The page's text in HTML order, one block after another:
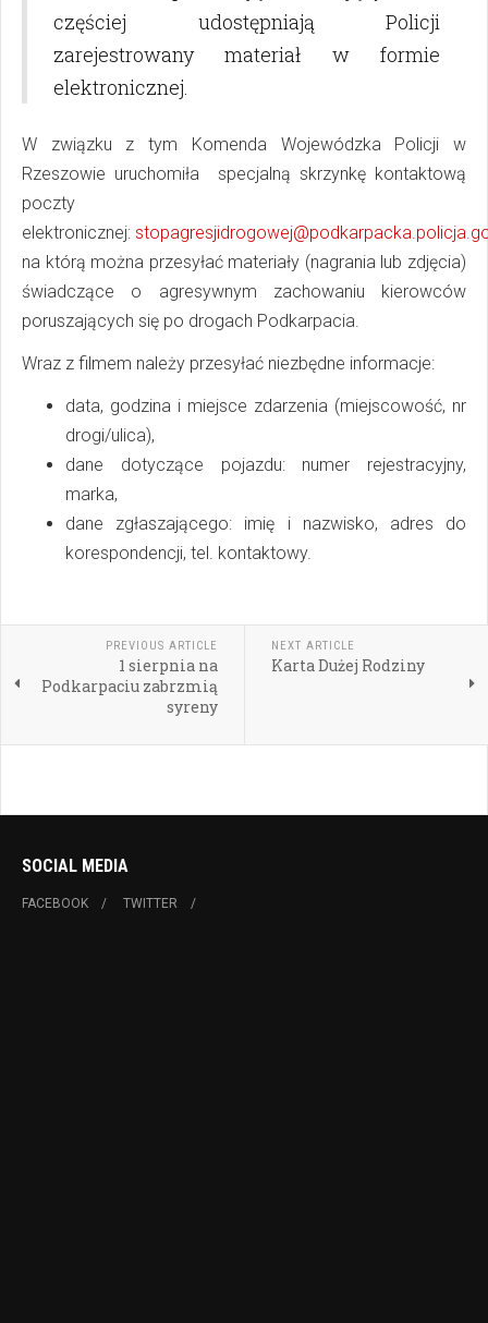
częściej udostępniają Policji
zarejestrowany materiał w formie
elektronicznej.
W związku z tym Komenda Wojewódzka Policji w
Rzeszowie uruchomiła specjalną skrzynkę kontaktową
poczty
elektronicznej:
na którą można przesyłać materiały (nagrania lub zdjęcia)
świadczące o agresywnym zachowaniu kierowców
poruszających się po drogach Podkarpacia.
Wraz z filmem należy przesyłać niezbędne informacje:
data, godzina i miejsce zdarzenia (miejscowość, nr
drogi/ulica),
dane dotyczące pojazdu: numer rejestracyjny,
marka,
dane zgłaszającego: imię i nazwisko, adres do
korespondencji, tel. kontaktowy.
PREVIOUS ARTICLE
1 sierpnia na
Podkarpaciu zabrzmią
syreny
NEXT ARTICLE
Karta Dużej Rodziny
SOCIAL MEDIA
FACEBOOK TWITTER